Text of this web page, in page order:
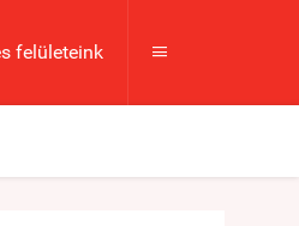
felületeink 